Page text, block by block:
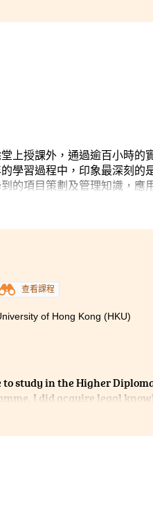
one of my most
a memorable school
上授課外，通過逾百小時的
學習過程中，印象最深刻的
的項目策劃及管理知識，應
順利地圓滿結束，便覺得一
查看課程
of Hong Kong (HKU)
study in the Higher
I did acquire legal
of the legal system.